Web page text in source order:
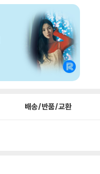
배송/반품/교환